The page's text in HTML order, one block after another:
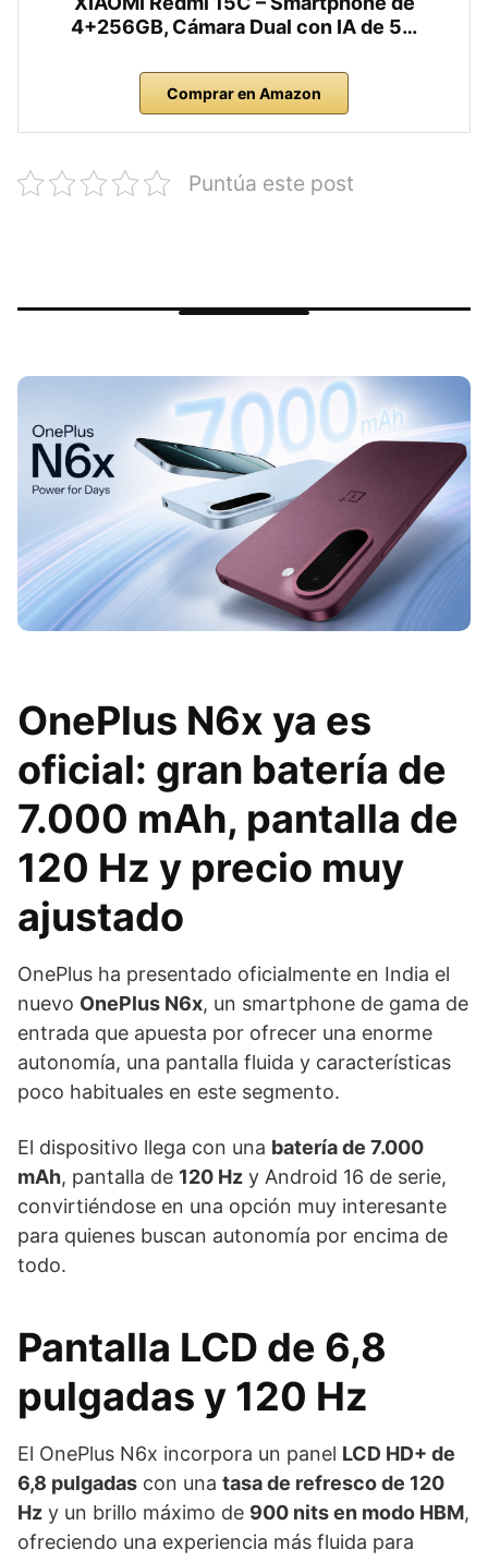
4+256GB, Cámara Dual con IA de 5…
Comprar en Amazon
Puntúa este post
OnePlus N6x ya es
oficial: gran batería de
7.000 mAh, pantalla de
120 Hz y precio muy
ajustado
OnePlus ha presentado oficialmente en India el
nuevo OnePlus N6x, un smartphone de gama de
entrada que apuesta por ofrecer una enorme
autonomía, una pantalla fluida y características
poco habituales en este segmento.
El dispositivo llega con una batería de 7.000
mAh, pantalla de 120 Hz y Android 16 de serie,
convirtiéndose en una opción muy interesante
para quienes buscan autonomía por encima de
todo.
Pantalla LCD de 6,8
pulgadas y 120 Hz
El OnePlus N6x incorpora un panel LCD HD+ de
6,8 pulgadas con una tasa de refresco de 120
Hz y un brillo máximo de 900 nits en modo HBM,
ofreciendo una experiencia más fluida para